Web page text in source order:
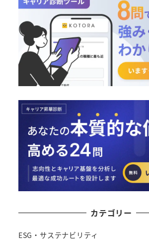
カテゴリー
ESG・サステナビリティ